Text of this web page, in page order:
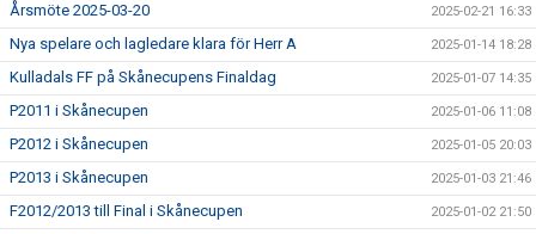
Årsmöte 2025-03-20 2025-02-21 16:33
Nya spelare och lagledare klara för Herr A 2025-01-14 18:28
Kulladals FF på Skånecupens Finaldag 2025-01-07 14:35
P2011 i Skånecupen 2025-01-06 11:08
P2012 i Skånecupen 2025-01-05 20:03
P2013 i Skånecupen 2025-01-03 21:46
F2012/2013 till Final i Skånecupen 2025-01-02 21:50